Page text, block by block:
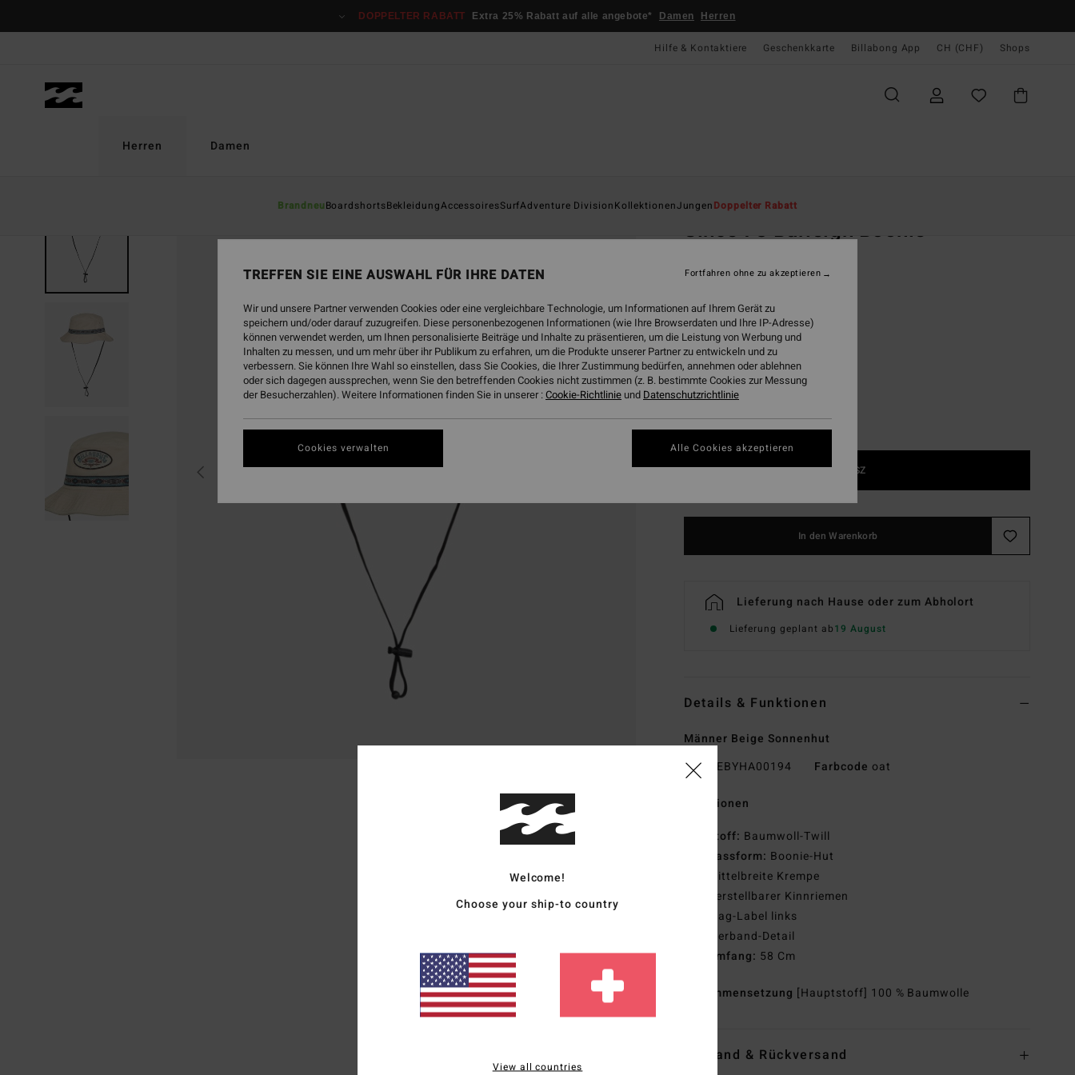
DOPPELTER RABATT Extra 25% Rabatt auf alle angebote* Damen Herren
Hilfe & Kontaktiere Geschenkkarte Billabong App CH (CHF) Shops
Herren
BrandneuBoardshortsBekleidungAccessoiresSurfAdventure DivisionKollektionenJungenDoppelter Rabatt
Damen
Since 73 Burleigh Boonie
FarbeOatmeal
1SZ
In den Warenkorb
Lieferung nach Hause oder zum Abholort
Lieferung geplant ab19 August
Details & Funktionen
Männer Beige Sonnenhut
Style
EBYHA00194 Farbcode oat
Funktionen
Stoff: Baumwoll-Twill
Passform: Boonie-Hut
Mittelbreite Krempe
Verstellbarer Kinnriemen
Flag-Label links
Zierband-Detail
Umfang: 58 Cm
Zusammensetzung [Hauptstoff] 100 % Baumwolle
Versand & Rückversand
Welcome!
Choose your ship-to country
View all countries
TREFFEN SIE EINE AUSWAHL FÜR IHRE DATEN
Wir und unsere Partner verwenden Cookies oder eine vergleichbare Technologie, um Informationen auf Ihrem Gerät zu
speichern und/oder darauf zuzugreifen. Diese personenbezogenen Informationen (wie Ihre Browserdaten und Ihre IP-Adresse)
können verwendet werden, um Ihnen personalisierte Beiträge und Inhalte zu präsentieren, um die Leistung von Werbung und
Inhalten zu messen, und um mehr über ihr Publikum zu erfahren, um die Produkte unserer Partner zu entwickeln und zu
verbessern. Sie können Ihre Wahl so einstellen, dass Sie Cookies, die Ihrer Zustimmung bedürfen, annehmen oder ablehnen
oder sich dagegen aussprechen, wenn Sie den betreffenden Cookies nicht zustimmen (z. B. bestimmte Cookies zur Messung
der Besucherzahlen). Weitere Informationen finden Sie in unserer :Cookie-Richtlinie und Datenschutzrichtlinie
Cookies verwalten
Fortfahren ohne zu akzeptieren
Alle Cookies akzeptieren